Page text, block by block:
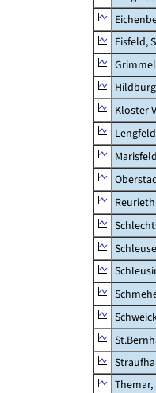
Eisfeld,
Kloster
Lengfeld
Reurieth